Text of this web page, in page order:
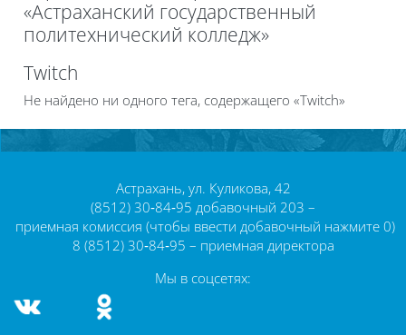
«Астраханский государственный
политехнический колледж»
Блоки
Twitch
Не найдено ни одного тега, содержащего «Twitch»
Астрахань, ул. Куликова, 42
(8512) 30‑84‑95 добавочный 203 –
приемная комиссия (чтобы ввести добавочный нажмите 0)
8 (8512) 30‑84‑95 – приемная директора
Мы в соцсетях: